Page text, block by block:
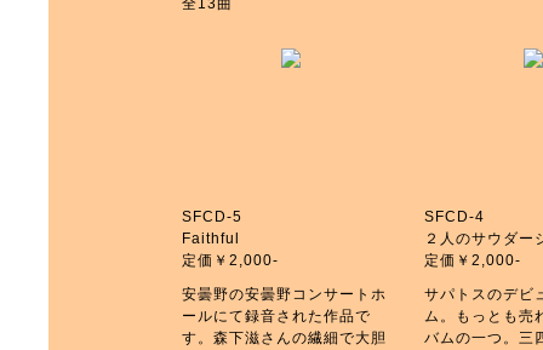
全13曲
SFCD-5
Faithful
定価￥2,000-
安曇野の安曇野コンサートホ
ールにて録音された作品で
す。森下滋さんの繊細で大胆
SFCD-4
２人のサウダー
定価￥2,000-
サパトスのデビ
ム。もっとも売
バムの一つ。三